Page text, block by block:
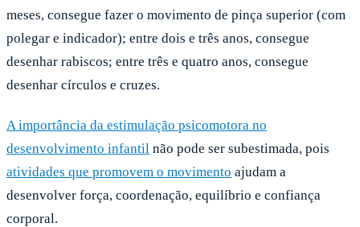
meses, consegue fazer o movimento de pinça superior (com
polegar e indicador); entre dois e três anos, consegue
desenhar rabiscos; entre três e quatro anos, consegue
desenhar círculos e cruzes.
A importância da estimulação psicomotora no
desenvolvimento infantil não pode ser subestimada, pois
atividades que promovem o movimento ajudam a
desenvolver força, coordenação, equilíbrio e confiança
corporal.